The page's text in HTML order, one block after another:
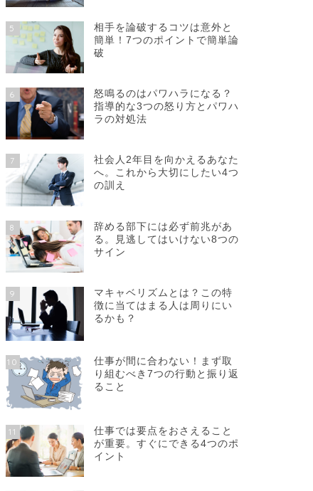
5
相手を論破するコツは意外と
簡単！7つのポイントで簡単論
破
6
怒鳴るのはパワハラになる？
指導的な3つの怒り方とパワハ
ラの対処法
7
社会人2年目を向かえるあなた
へ。これから大切にしたい4つ
の訓え
8
辞める部下には必ず前兆があ
る。見逃してはいけない8つの
サイン
9
マキャベリズムとは？この特
徴に当てはまる人は周りにい
るかも？
10
仕事が間に合わない！まず取
り組むべき7つの行動と振り返
ること
11
仕事では要点をおさえること
が重要。すぐにできる4つのポ
イント